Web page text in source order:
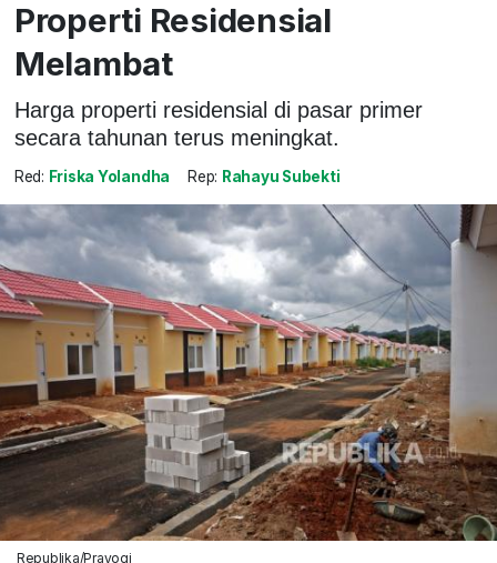
Properti Residensial
Melambat
Harga properti residensial di pasar primer
secara tahunan terus meningkat.
Red: Friska Yolandha Rep: Rahayu Subekti
Republika/Prayogi